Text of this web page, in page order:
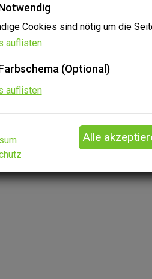
Cookies sind nötig um die
auflisten
(Optional)
auflisten